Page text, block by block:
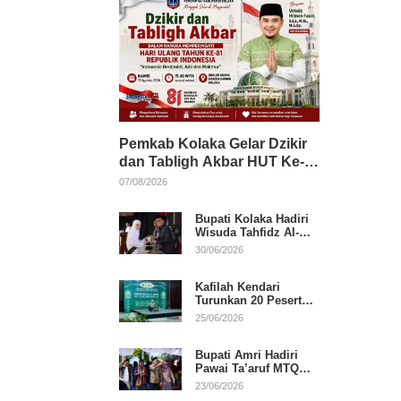
Pemkab Kolaka Gelar Dzikir
dan Tabligh Akbar HUT Ke-
81 RI, Hadirkan Dai Nasional
07/08/2026
Bupati Kolaka Hadiri
Wisuda Tahfidz Al-
Qur’an, Komitmen
30/06/2026
Kafilah Kendari
Turunkan 20 Peserta
pada Hari Pertama
25/06/2026
Bupati Amri Hadiri
Pawai Ta’aruf MTQ
XXXI Sultra, Beri
23/06/2026